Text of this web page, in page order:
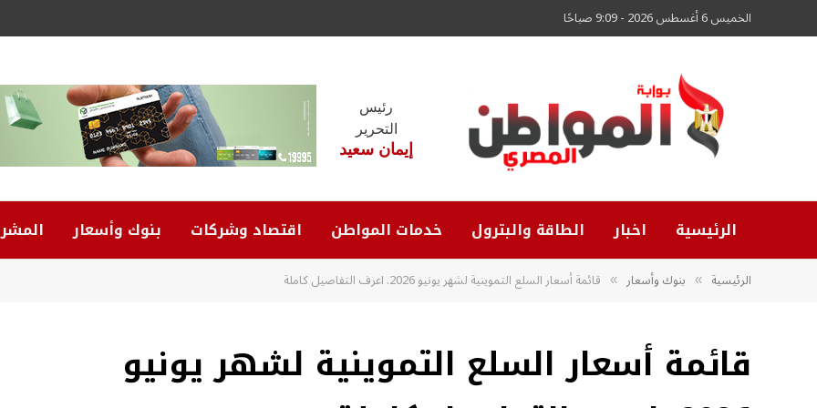
الخميس 6 أغسطس 2026 - 9:09 صباحًا
رئيس
التحرير
إيمان سعيد
الرئيسية اخبار الطاقة والبترول خدمات المواطن اقتصاد وشركات بنوك وأسعار
الرئيسية » بنوك وأسعار » قائمة أسعار السلع التموينية لشهر يونيو 2026. اعرف التفاصيل كاملة
قائمة أسعار السلع التموينية لشهر يونيو